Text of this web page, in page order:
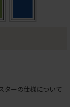
ターの仕様について